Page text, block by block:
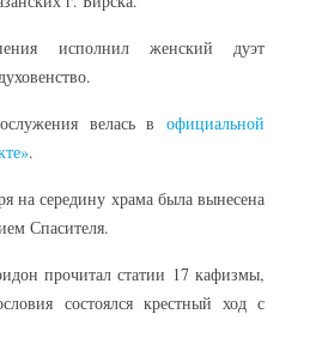
исполнил женский дуэт
велась в официальной
.
на середину храма была вынесена
Спасителя.
прочитал статии 17 кафизмы,
состоялся крестный ход с